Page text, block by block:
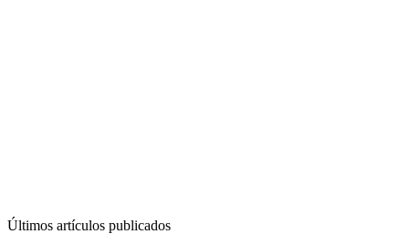
Últimos artículos publicados